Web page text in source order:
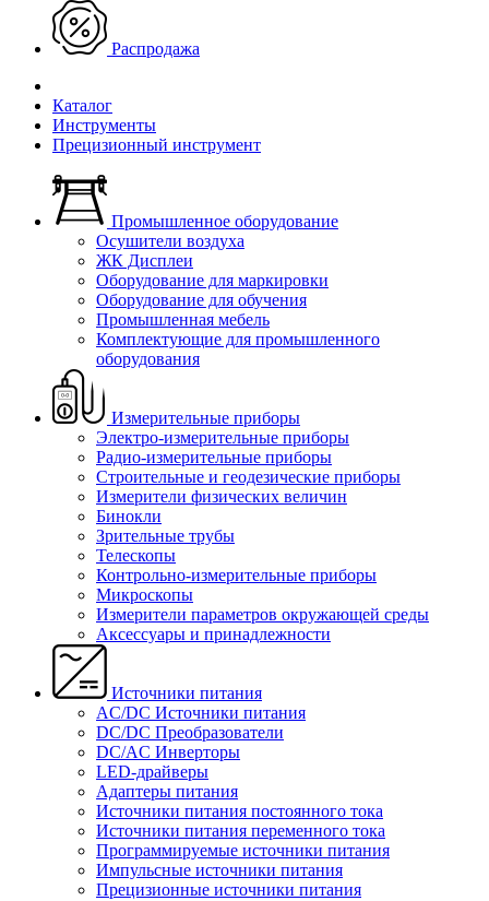
Распродажа
Каталог
Инструменты
Прецизионный инструмент
Промышленное оборудование
Осушители воздуха
ЖК Дисплеи
Оборудование для маркировки
Оборудование для обучения
Промышленная мебель
Комплектующие для промышленного
оборудования
Измерительные приборы
Электро-измерительные приборы
Радио-измерительные приборы
Строительные и геодезические приборы
Измерители физических величин
Бинокли
Зрительные трубы
Телескопы
Контрольно-измерительные приборы
Микроскопы
Измерители параметров окружающей среды
Аксессуары и принадлежности
Источники питания
AC/DC Источники питания
DC/DC Преобразователи
DC/AC Инверторы
LED-драйверы
Адаптеры питания
Источники питания постоянного тока
Источники питания переменного тока
Программируемые источники питания
Импульсные источники питания
Прецизионные источники питания